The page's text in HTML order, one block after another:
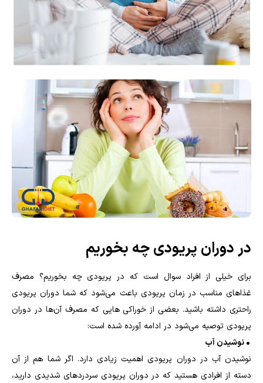
در دوران پریودی چه بخوریم
برای خیلی از افراد سوال است که در پریودی چه بخوریم؟ مصرف
غذاهای مناسب در زمان پریودی باعث می‌شود که شما دوران پریودی
راحتری داشته باشید. بعضی از خوراکی هایی که مصرف آن‌ها در دوران
پریودی توصیه می‌شود در ادامه آورده شده است:
• نوشیدن آب
نوشیدن آب در دوران پریودی اهمیت زیادی دارد. اگر شما هم از آن
دسته از افرادی هستید که در دوران پریودی سردردهای شدیدی دارید،